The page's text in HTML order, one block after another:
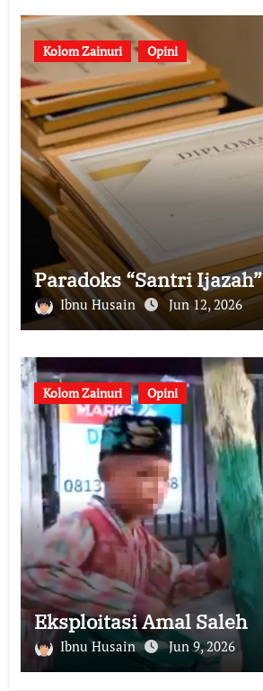
Kolom Zainuri Opini
Paradoks “Santri Ijazah”
Ibnu Husain Jun 12, 2026
Kolom Zainuri Opini
Eksploitasi Amal Saleh
Ibnu Husain Jun 9, 2026